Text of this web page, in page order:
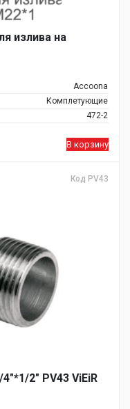
излива на
Accoona
Комплетующие
472-2
В корзину
Код PV43
2" PV43 ViEiR